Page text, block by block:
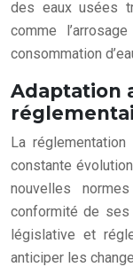
des eaux usées
comme
consommation
Adaptation
La
constante
nouvelles
conformité de ses
législative et
anticiper les